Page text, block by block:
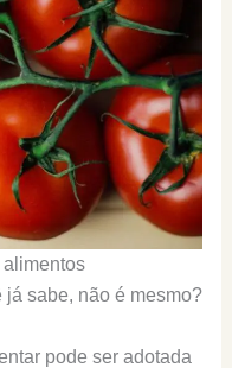
sabe, não é mesmo?
pode ser adotada